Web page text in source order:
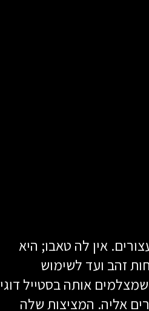
אין לה טאבו; היא
זהב ועד לשימוש
אותה בסטייל דוגי
אליה. המציצות שלה